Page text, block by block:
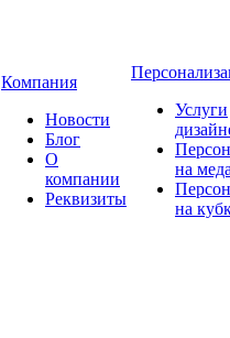
Компания
Новости
Блог
О
компании
Реквизиты
Услуги
на
на